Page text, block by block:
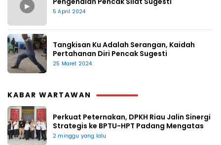
▶
5 April 2024
Tangkisan Ku Adalah Serangan, Kaidah
Pertahanan Diri Pencak Sugesti
25 Maret 2024
KABAR WARTAWAN
Perkuat Peternakan, DPKH Riau Jalin Sinergi
Strategis ke BPTU-HPT Padang Mengatas
2 minggu yang lalu